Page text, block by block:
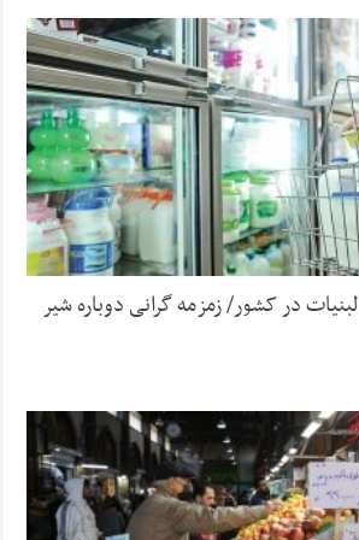
در کشور/ زمزمه گرانی دوباره شیر